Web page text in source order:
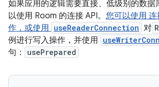
如果应用的逻辑需要直接、低级别的数据
以使用 Room 的连接 API。 您可以使用
作，或使用 useReaderConnection 对
例进行写入操作，并使用
句：
usePrepared